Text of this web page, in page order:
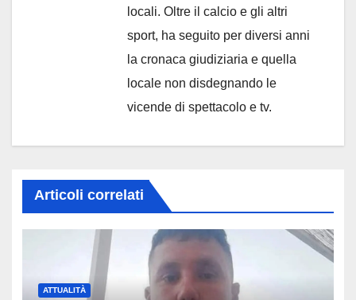
locali. Oltre il calcio e gli altri
sport, ha seguito per diversi anni
la cronaca giudiziaria e quella
locale non disdegnando le
vicende di spettacolo e tv.
Articoli correlati
ATTUALITÀ